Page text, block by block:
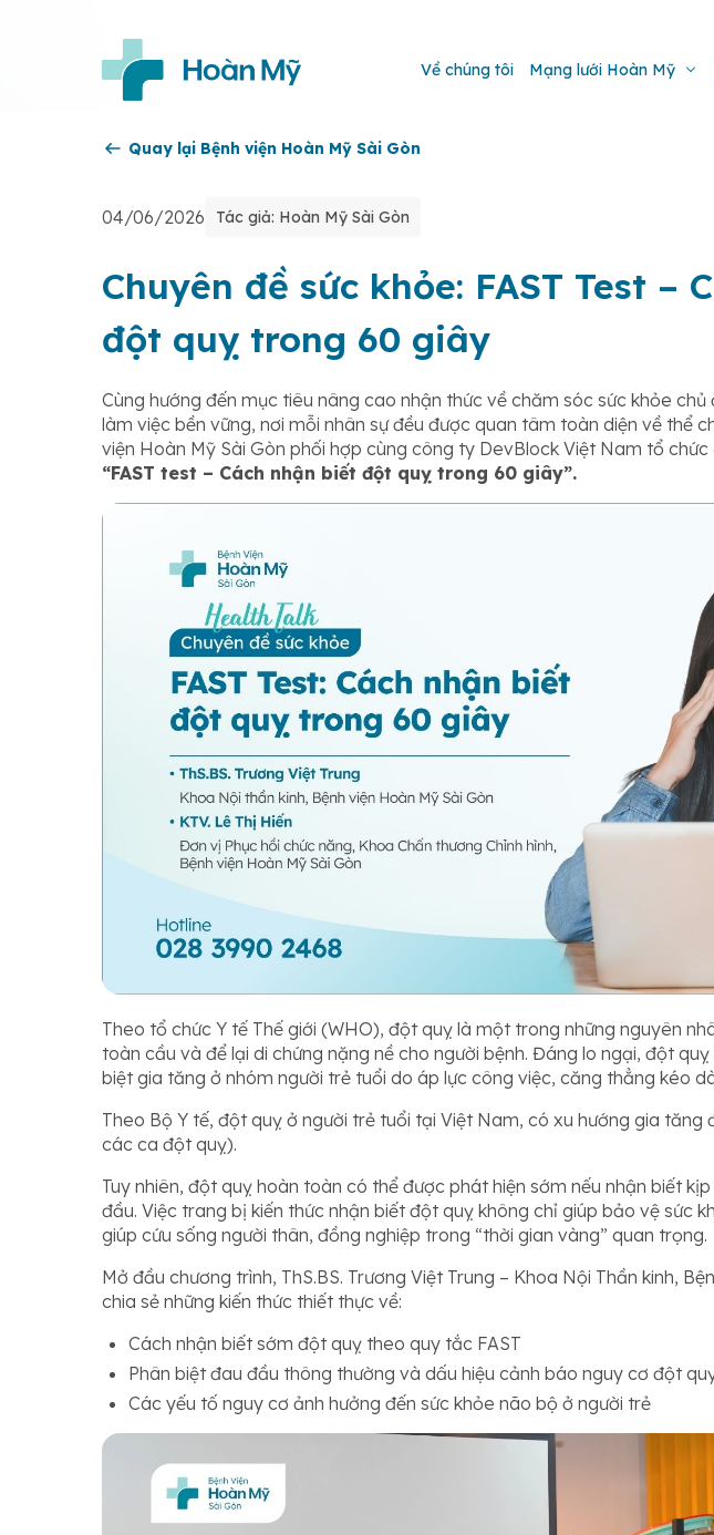
Về chúng tôi Mạng lưới Hoàn Mỹ
Quay lại Bệnh viện Hoàn Mỹ Sài Gòn
04/06/2026 Tác giả: Hoàn Mỹ Sài Gòn
Chuyên đề sức khỏe: FAST Test –
đột quỵ trong 60 giây
Cùng hướng đến mục tiêu nâng cao nhận thức về chăm sóc sức khỏe
làm việc bền vững, nơi mỗi nhân sự đều được quan tâm toàn diện về thể
viện Hoàn Mỹ Sài Gòn phối hợp cùng công ty DevBlock Việt Nam tổ chức
“FAST test – Cách nhận biết đột quỵ trong 60 giây”.
Theo tổ chức Y tế Thế giới (WHO), đột quỵ là một trong những nguyên
toàn cầu và để lại di chứng nặng nề cho người bệnh. Đáng lo ngại, đột
biệt gia tăng ở nhóm người trẻ tuổi do áp lực công việc, căng thẳng kéo
Theo Bộ Y tế, đột quỵ ở người trẻ tuổi tại Việt Nam, có xu hướng gia tăng
các ca đột quỵ).
Tuy nhiên, đột quỵ hoàn toàn có thể được phát hiện sớm nếu nhận biết
đầu. Việc trang bị kiến thức nhận biết đột quỵ không chỉ giúp bảo vệ sức
giúp cứu sống người thân, đồng nghiệp trong “thời gian vàng” quan trọng.
Mở đầu chương trình, ThS.BS. Trương Việt Trung – Khoa Nội Thần kinh,
chia sẻ những kiến thức thiết thực về:
Cách nhận biết sớm đột quỵ theo quy tắc FAST
Phân biệt đau đầu thông thường và dấu hiệu cảnh báo nguy cơ đột
Các yếu tố nguy cơ ảnh hưởng đến sức khỏe não bộ ở người trẻ